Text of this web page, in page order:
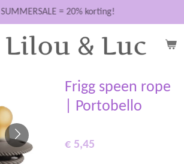
SUMMERSALE = 20% korting!
Frigg speen rope
| Portobello
€ 5,45